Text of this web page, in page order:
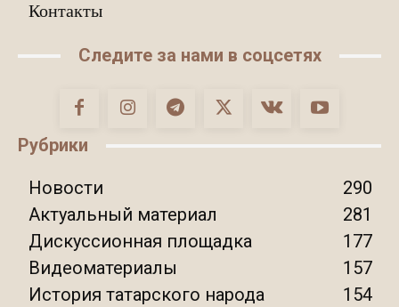
Контакты
Следите за нами в соцсетях
Рубрики
Новости
290
Актуальный материал
281
Дискуссионная площадка
177
Видеоматериалы
157
История татарского народа
154